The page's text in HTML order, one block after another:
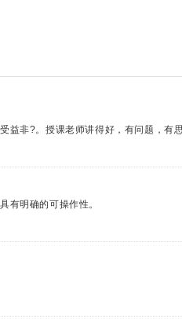
益非?。授课老师讲得好，有问题，有
有明确的可操作性。